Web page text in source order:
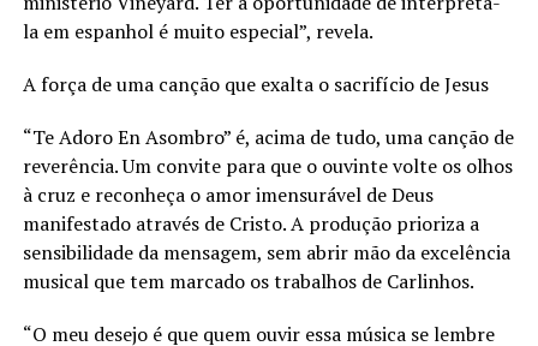
la em espanhol é muito especial”, revela.
A força de uma canção que exalta o sacrifício de Jesus
“Te Adoro En Asombro” é, acima de tudo, uma canção de
reverência. Um convite para que o ouvinte volte os olhos
à cruz e reconheça o amor imensurável de Deus
manifestado através de Cristo. A produção prioriza a
sensibilidade da mensagem, sem abrir mão da excelência
musical que tem marcado os trabalhos de Carlinhos.
“O meu desejo é que quem ouvir essa música se lembre